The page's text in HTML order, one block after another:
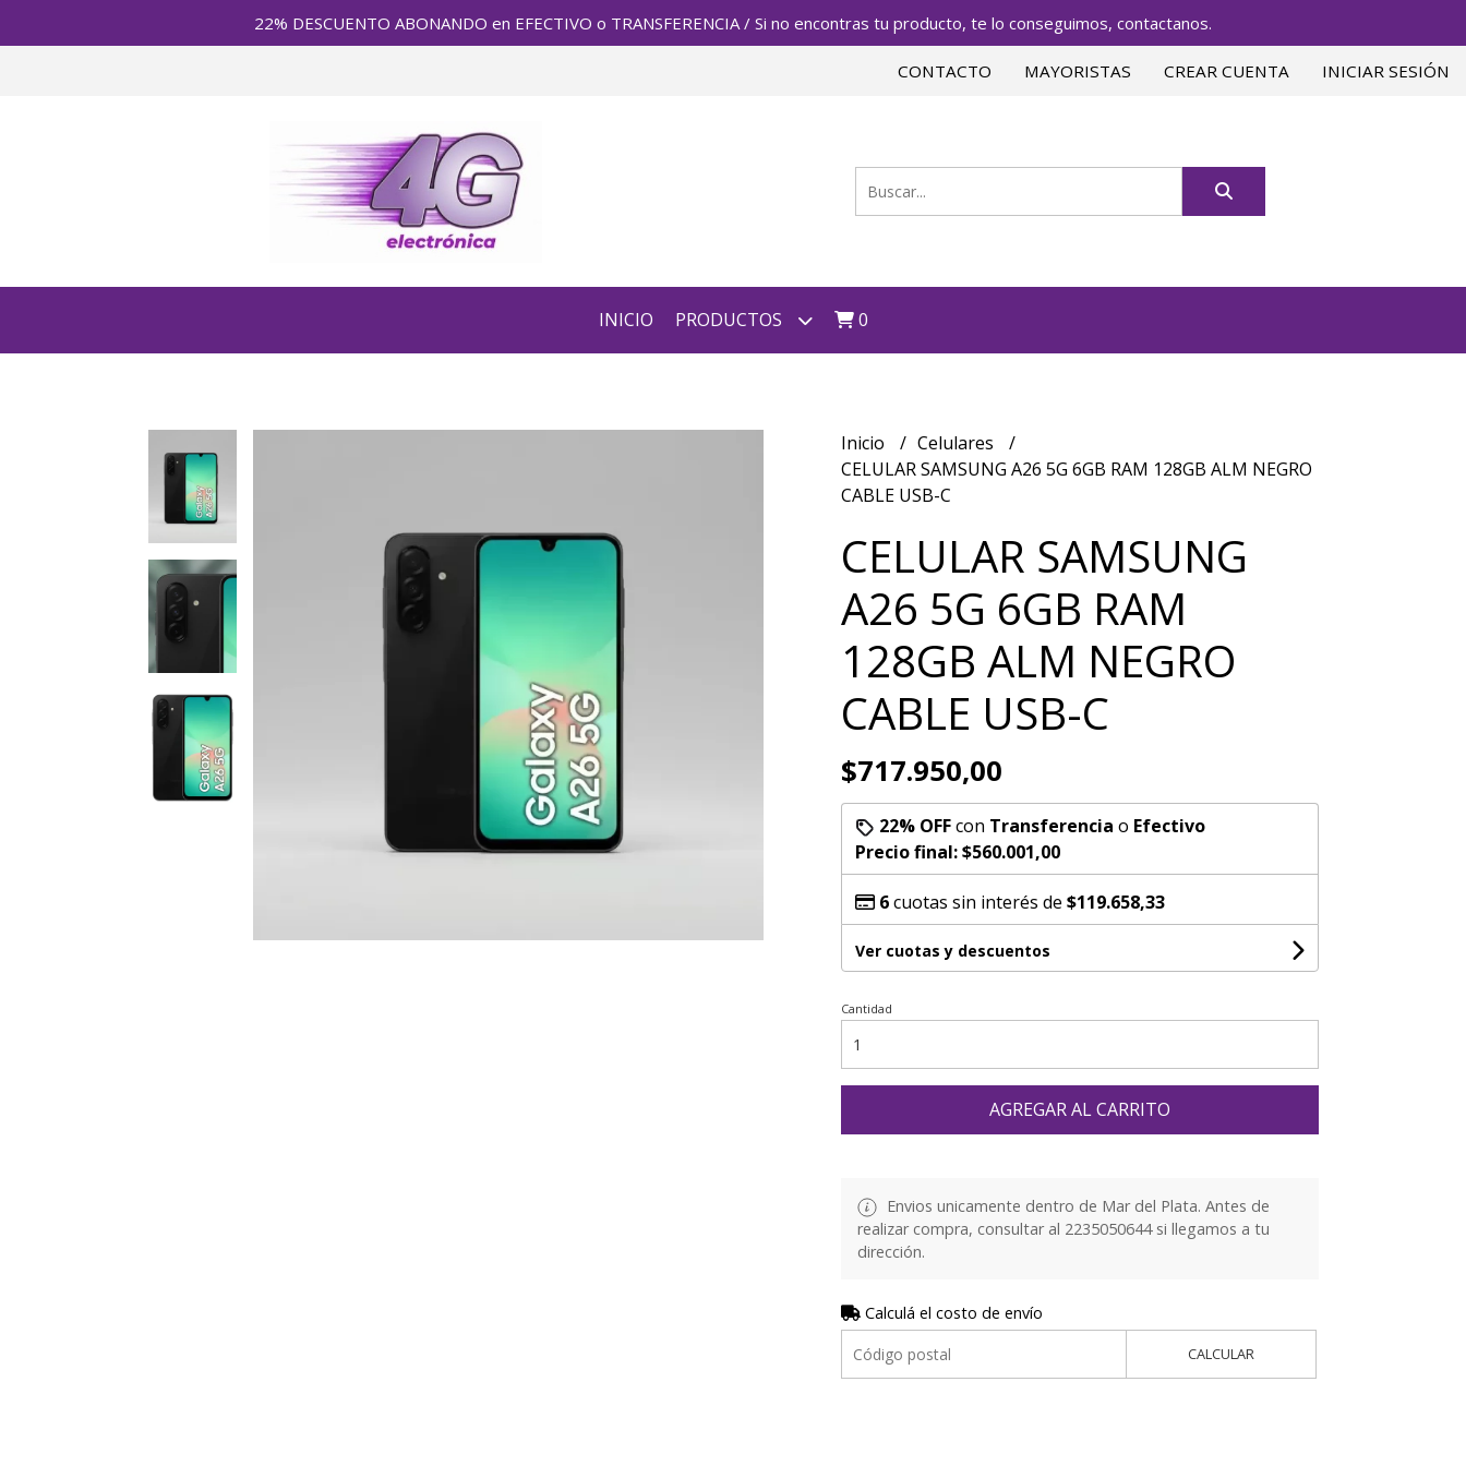
22% DESCUENTO ABONANDO en EFECTIVO o TRANSFERENCIA / Si no encontras tu producto, te lo conseguimos, contactanos.
CONTACTO MAYORISTAS CREAR CUENTA INICIAR SESIÓN
INICIO PRODUCTOS 0
Inicio
Celulares
CELULAR SAMSUNG A26 5G 6GB RAM 128GB ALM NEGRO
CABLE USB-C
CELULAR SAMSUNG
A26 5G 6GB RAM
128GB ALM NEGRO
CABLE USB-C
$717.950,00
22% OFFcon Transferencia o Efectivo
Precio final:$560.001,00
6cuotas sin interés de $119.658,33
Ver cuotas y descuentos
Cantidad
AGREGAR AL CARRITO
Envios unicamente dentro de Mar del Plata. Antes de
realizar compra, consultar al 2235050644 si llegamos a tu
dirección.
Calculá el costo de envío
CALCULAR